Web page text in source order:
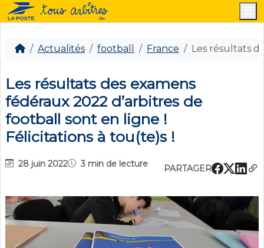
Actualités football France Les résultats
Les résultats des examens
fédéraux 2022 d’arbitres de
football sont en ligne !
Félicitations à tou(te)s !
28 juin 2022 3 min de lecture PARTAGER